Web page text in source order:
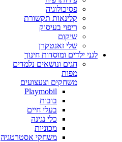
פסיכולוגיה
קלינאות תקשורת
ריפוי בעיסוק
שיקום
שלי זאנטקרן
לגני ילדים ומוסדות חינוך
חגים ונושאים נלמדים
מפות
משחקים וצעצועים
Playmobil
בובות
בעלי חיים
כלי נגינה
מכוניות
משחקי אסטרטגיה